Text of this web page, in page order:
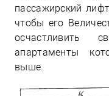
пассажирский
чтобы его
осчастливить
апартаменты
выше.